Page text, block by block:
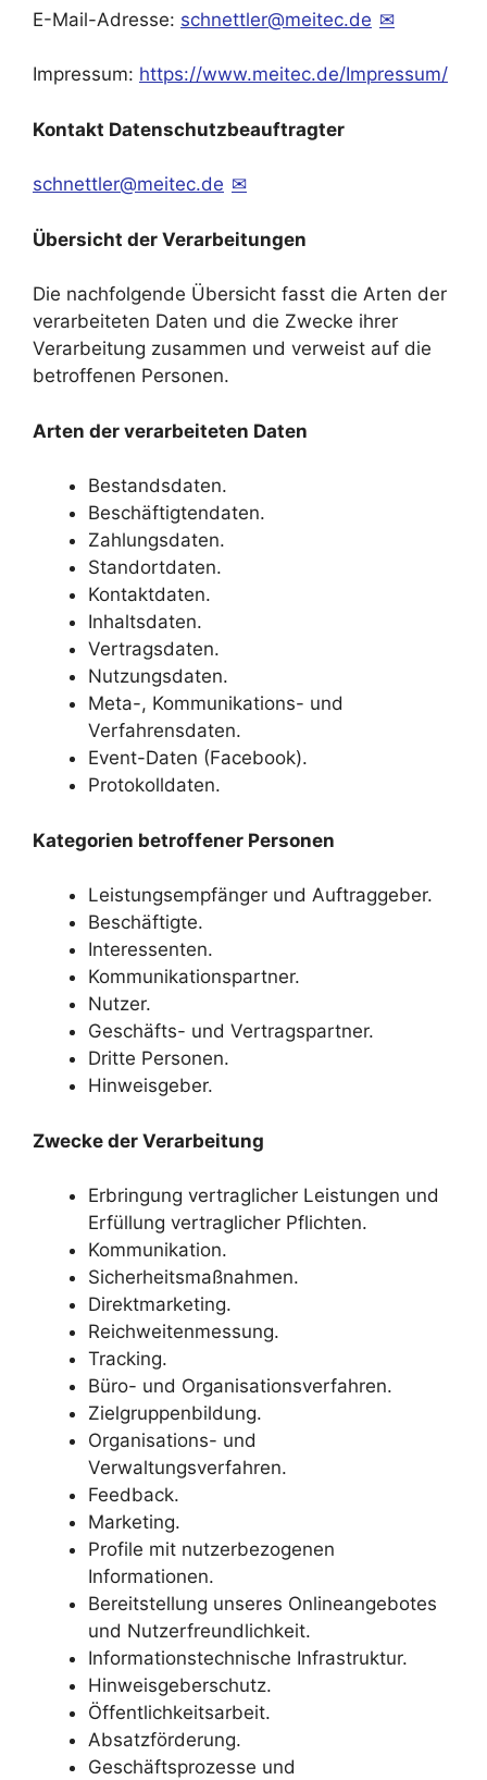
E-Mail-Adresse: schnettler@meitec.de
Impressum: https://www.meitec.de/Impressum/
Kontakt Datenschutzbeauftragter
schnettler@meitec.de
Übersicht der Verarbeitungen
Die nachfolgende Übersicht fasst die Arten der
verarbeiteten Daten und die Zwecke ihrer
Verarbeitung zusammen und verweist auf die
betroffenen Personen.
Arten der verarbeiteten Daten
Bestandsdaten.
Beschäftigtendaten.
Zahlungsdaten.
Standortdaten.
Kontaktdaten.
Inhaltsdaten.
Vertragsdaten.
Nutzungsdaten.
Meta-, Kommunikations- und
Verfahrensdaten.
Event-Daten (Facebook).
Protokolldaten.
Kategorien betroffener Personen
Leistungsempfänger und Auftraggeber.
Beschäftigte.
Interessenten.
Kommunikationspartner.
Nutzer.
Geschäfts- und Vertragspartner.
Dritte Personen.
Hinweisgeber.
Zwecke der Verarbeitung
Erbringung vertraglicher Leistungen und
Erfüllung vertraglicher Pflichten.
Kommunikation.
Sicherheitsmaßnahmen.
Direktmarketing.
Reichweitenmessung.
Tracking.
Büro- und Organisationsverfahren.
Zielgruppenbildung.
Organisations- und
Verwaltungsverfahren.
Feedback.
Marketing.
Profile mit nutzerbezogenen
Informationen.
Bereitstellung unseres Onlineangebotes
und Nutzerfreundlichkeit.
Informationstechnische Infrastruktur.
Hinweisgeberschutz.
Öffentlichkeitsarbeit.
Absatzförderung.
Geschäftsprozesse und